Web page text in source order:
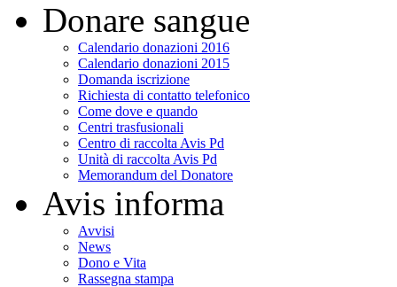
Donare sangue
Calendario donazioni 2016
Calendario donazioni 2015
Domanda iscrizione
Richiesta di contatto telefonico
Come dove e quando
Centri trasfusionali
Centro di raccolta Avis Pd
Unità di raccolta Avis Pd
Memorandum del Donatore
Avis informa
Avvisi
News
Dono e Vita
Rassegna stampa